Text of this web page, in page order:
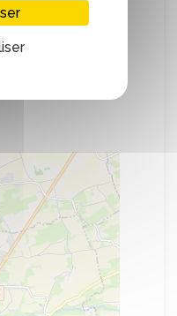
pris et